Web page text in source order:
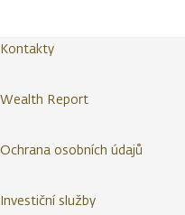
Kontakty
Wealth Report
Ochrana osobních údajů
Investiční služby